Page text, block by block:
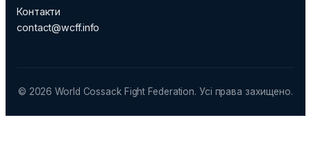
Контакти
contact@wcff.info
© 2026 World Cossack Fight Federation. Усі права захищено.